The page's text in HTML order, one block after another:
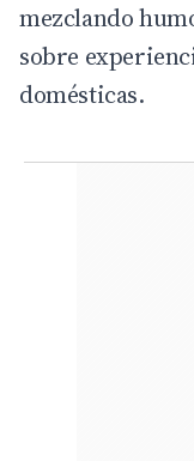
mezclando
sobre
domésticas.